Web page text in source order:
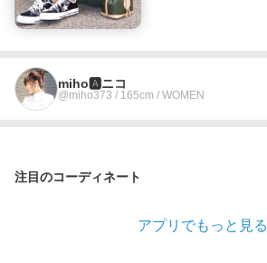
miho🅰ニコ
@miho373 / 165cm / WOMEN
注目のコーディネート
アプリでもっと見る